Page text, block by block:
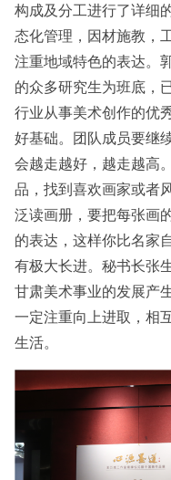
构成及分工进行了详细
态化管理，因材施教，
注重地域特色的表达。
的众多研究生为班底，
行业从事美术创作的优
好基础。团队成员要继
会越走越好，越走越高
品，找到喜欢画家或者
泛读画册，要把每张画
的表达，这样你比名家
有极大长进。秘书长张
甘肃美术事业的发展产
一定注重向上进取，相
生活。